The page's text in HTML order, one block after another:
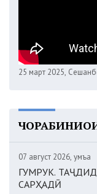
25 март 2025,
07 август 2026, Ҷумъа
ГУМРУК.
САРҲАДӢ